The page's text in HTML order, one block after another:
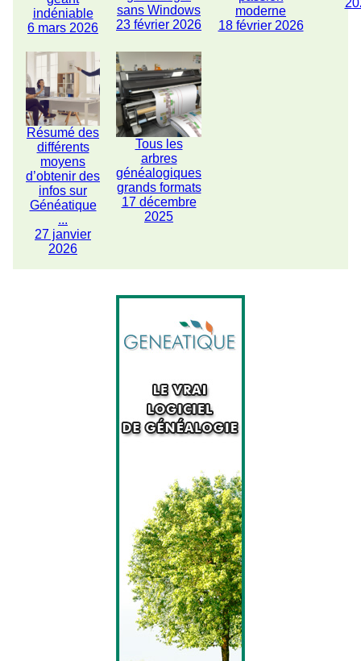
indéniable
6 mars 2026
sans Windows
23 février 2026
moderne
18 février 2026
Résumé des
différents
moyens
d’obtenir des
infos sur
Généatique
...
27 janvier
2026
Tous les
arbres
généalogiques
grands formats
17 décembre
2025